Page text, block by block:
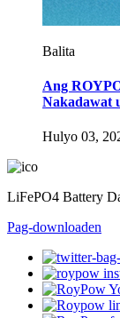
Balita
Ang
Nakadawat
Hulyo 03,
LiFePO4 Battery
Pag-downloaden